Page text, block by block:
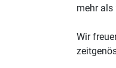
mehr
Wir